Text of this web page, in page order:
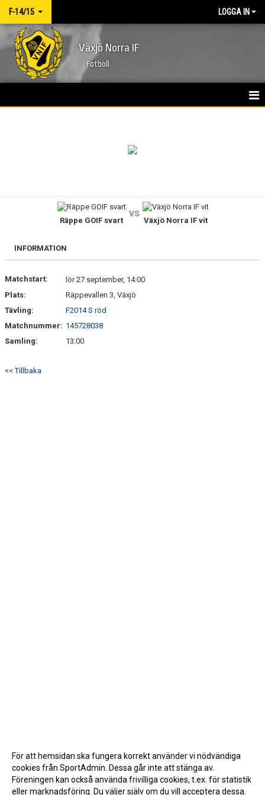
F-14/15 LOGGA IN
Växjö Norra IF
Fotboll
BILDGALLERI
KONTAKT
Räppe GOIF svart
vs
Växjö Norra IF vit
INFORMATION
Matchstart:
lör 27 september, 14:00
Plats:
Räppevallen 3, Växjö
Tävling:
F2014 S röd
Matchnummer: 145728038
Samling:
13:00
<< Tillbaka
För att hemsidan ska fungera korrekt använder vi nödvändiga
cookies från SportAdmin. Dessa går inte att stänga av.
Föreningen kan också använda frivilliga cookies, t.ex. för statistik
eller marknadsföring. Du väljer själv om du vill acceptera dessa.